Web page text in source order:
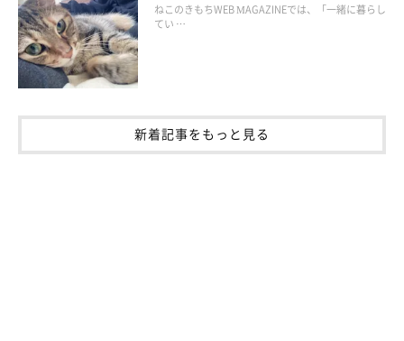
ねこのきもちWEB MAGAZINEでは、「一緒に暮らし
てい …
新着記事をもっと見る